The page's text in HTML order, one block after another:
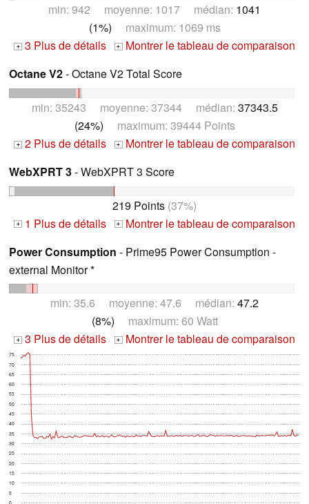
min: 942 moyenne: 1017 médian: 1041
(1%) maximum: 1069 ms
+ 3 Plus de détails + Montrer le tableau de comparaison
Octane V2- Octane V2 Total Score
min: 35243 moyenne: 37344 médian: 37343.5
(24%) maximum: 39444 Points
+ 2 Plus de détails + Montrer le tableau de comparaison
WebXPRT 3- WebXPRT 3 Score
219 Points (37%)
+ 1 Plus de détails + Montrer le tableau de comparaison
Power Consumption - Prime95 Power Consumption -
external Monitor *
min: 35.6 moyenne: 47.6 médian: 47.2
(8%) maximum: 60 Watt
+ 3 Plus de détails + Montrer le tableau de comparaison
5
10
15
20
25
30
35
40
45
50
55
60
65
70
75